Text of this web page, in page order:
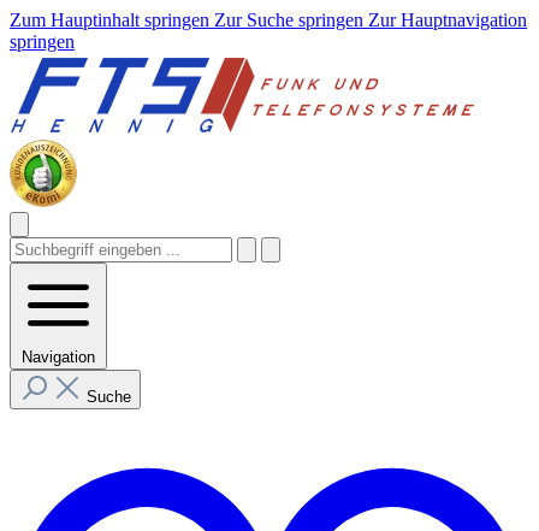
Zum Hauptinhalt springen Zur Suche springen Zur Hauptnavigation
springen
Navigation
Suche